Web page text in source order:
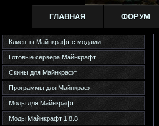
ГЛАВНАЯ ФОРУМ
Клиенты Майнкрафт с модами
Готовые сервера Майнкрафт
Скины для Майнкрафт
Программы для Майнкрафт
Моды для Майнкрафт
Моды Майнкрафт 1.8.8